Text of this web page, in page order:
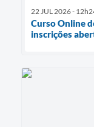
22 JUL 2026 -
Curso Online
inscrições